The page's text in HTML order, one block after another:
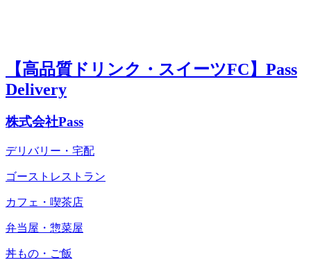
【高品質ドリンク・スイーツFC】Pass
Delivery
株式会社Pass
デリバリー・宅配
ゴーストレストラン
カフェ・喫茶店
弁当屋・惣菜屋
丼もの・ご飯